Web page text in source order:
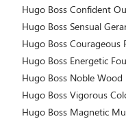
Hugo Boss Confident
Hugo Boss Sensual
Hugo Boss Courageous
Hugo Boss Energetic
Hugo Boss Noble Wood
Hugo Boss Vigorous
Hugo Boss Magnetic